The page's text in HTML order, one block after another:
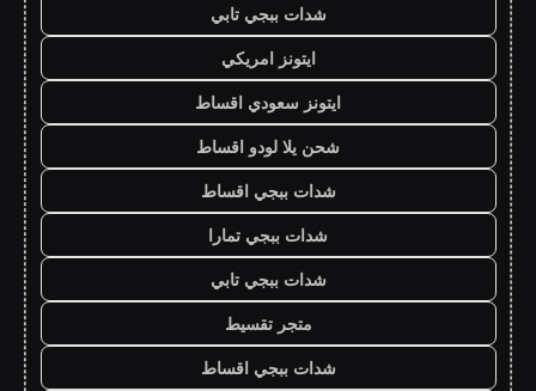
شدات ببجي تابي
ايتونز امريكي
ايتونز سعودي اقساط
شحن يلا لودو اقساط
شدات ببجي اقساط
شدات ببجي تمارا
شدات ببجي تابي
متجر تقسيط
شدات ببجي اقساط